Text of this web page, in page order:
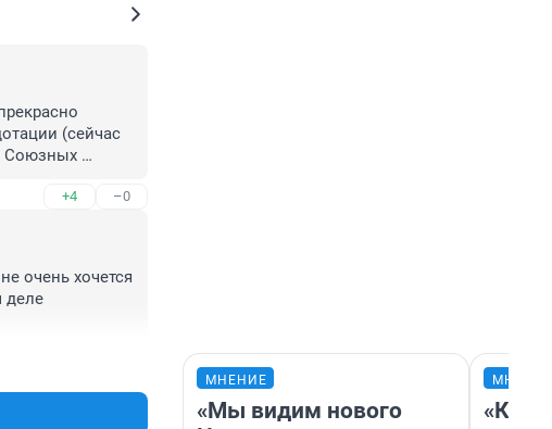
(сейчас
Союзных
и затем
налогов в
путь развала
использовать
+4 –0
очень хочется
деле
МНЕНИЕ
«Мы видим нового